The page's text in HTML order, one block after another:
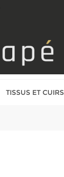
TISSUS ET CUIRS